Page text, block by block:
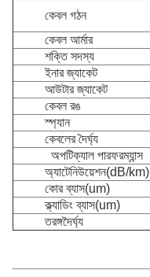
কেবল গঠন
কেবল আর্মার
শক্তি সদস্য
ইনার জ্যাকেট
আউটার জ্যাকেট
কেবল রঙ
স্প্যান
কেবলের দৈর্ঘ্য
অপটিক্যাল পারফরম্যান্স
অ্যাটেনিউয়েশন(dB/km)
কোর ব্যাস(um)
ক্ল্যাডিং ব্যাস(um)
তরঙ্গদৈর্ঘ্য